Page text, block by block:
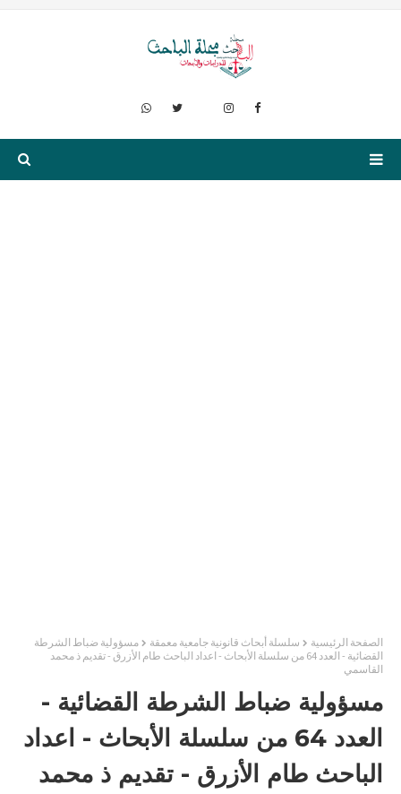
الصفحة الرئيسية سلسلة أبحاث قانونية جامعية معمقة
مسؤولية ضباط الشرطة
القضائية - العدد 64 من سلسلة الأبحاث - اعداد الباحث طام الأزرق - تقديم ذ محمد
القاسمي
مسؤولية ضباط الشرطة القضائية -
العدد 64 من سلسلة الأبحاث - اعداد
الباحث طام الأزرق - تقديم ذ محمد